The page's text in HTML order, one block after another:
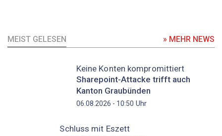
MEIST GELESEN » MEHR NEWS
Keine Konten kompromittiert
Sharepoint-Attacke trifft auch
Kanton Graubünden
06.08.2026 - 10:50 Uhr
Schluss mit Eszett